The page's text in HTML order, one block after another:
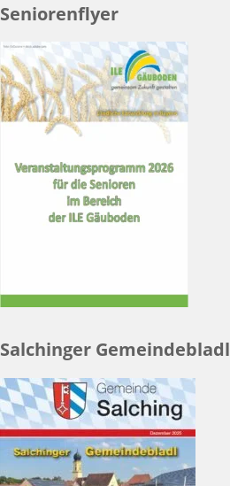
Seniorenflyer
Salchinger Gemeindebladl